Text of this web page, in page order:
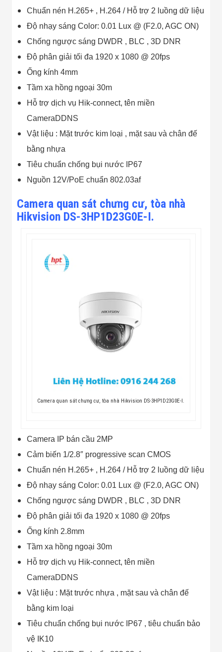
Dự Án Khối Nhà
Máy
Xưởng -
Logistics
Tin Tức
Chuẩn nén H.265+ , H.264 / Hỗ trợ 2 luồng dữ liệu
Độ nhạy sáng Color: 0.01 Lux @ (F2.0, AGC ON)
Chống ngược sáng DWDR , BLC , 3D DNR
Độ phân giải tối đa 1920 x 1080 @ 20fps
Ống kính 4mm
Tầm xa hồng ngoại 30m
Hỗ trợ dịch vụ Hik-connect, tên miền
CameraDDNS
Vật liệu : Mặt trước kim loại , mặt sau và chân đế
bằng nhựa
Tiêu chuẩn chống bụi nước IP67
Nguồn 12V/PoE chuẩn 802.03af
Camera quan sát chưng cư, tòa nhà
Hikvision DS-3HP1D23G0E-I.
Camera quan sát chưng cư, tòa nhà Hikvision DS-3HP1D23G0E-I.
Camera IP bán cầu 2MP
Cảm biến 1/2.8″ progressive scan CMOS
Chuẩn nén H.265+ , H.264 / Hỗ trợ 2 luồng dữ liệu
Độ nhạy sáng Color: 0.01 Lux @ (F2.0, AGC ON)
Chống ngược sáng DWDR , BLC , 3D DNR
Độ phân giải tối đa 1920 x 1080 @ 20fps
Ống kính 2.8mm
Tầm xa hồng ngoại 30m
Hỗ trợ dịch vụ Hik-connect, tên miền
CameraDDNS
Vật liệu : Mặt trước nhựa , mặt sau và chân đế
bằng kim loại
Tiêu chuẩn chống bụi nước IP67 , tiêu chuẩn bảo
vệ IK10